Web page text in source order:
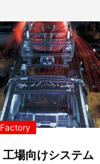
Factory
工場向けシステム